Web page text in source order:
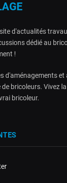
d'actualités
dédié au
!
d'aménagements
bricoleurs. Vivez
bricoleur.